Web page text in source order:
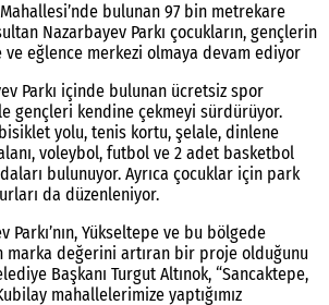
bulunan 97 bin metrekare
Nazarbayev Parkı çocukların, gençlerin
eğlence merkezi olmaya devam ediyor
Parkı içinde bulunan ücretsiz spor
gençleri kendine çekmeyi sürdürüyor.
yolu, tenis kortu, şelale, dinlene
voleybol, futbol ve 2 adet basketbol
bulunuyor. Ayrıca çocuklar için park
da düzenleniyor.
Parkı’nın, Yükseltepe ve bu bölgede
marka değerini artıran bir proje olduğunu
Başkanı Turgut Altınok, “Sancaktepe,
mahallelerimize yaptığımız